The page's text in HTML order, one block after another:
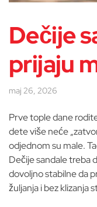
Dečije
prijaju
maj 26, 2026
Prve tople dane
dete više neće
odjednom su male.
Dečije sandale treba
dovoljno stabilne da
žuljanja i bez klizanja